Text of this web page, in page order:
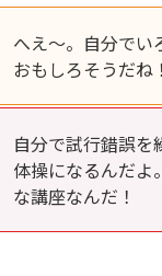
へえ～。自分でい
おもしろそうだね！
自分で試行錯誤を
体操になるんだよ
な講座なんだ！